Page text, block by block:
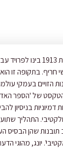
בעקבות קרע בשנת 1913
חריף. בתקופה זו
הזויים בעמקי
של 'הספר
דמיוניות בניסיון
שהן הבסיס
יונג, מהוגי